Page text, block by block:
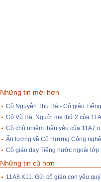
Những tin mới hơn
Cô Nguyễn Thu Hà - Cô giáo
Cô Vũ Hà. Người mẹ thứ 2 của
Cô chủ nhiệm thân yêu của 11A7
Ấn tượng về Cô Hương Công nghệ
Cô giáo dạy Tiếng nước ngoài lớp
Những tin cũ hơn
11A8.K11. Gửi cô giáo con yêu quý